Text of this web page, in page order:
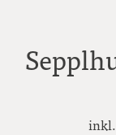
inkl.